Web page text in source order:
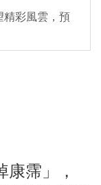
精彩風雲，預
霈」，